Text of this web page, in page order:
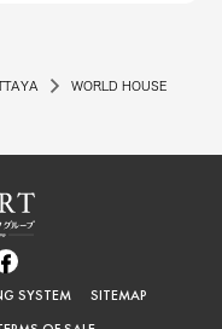
WORLD HOUSE
SYSTEM
SITEMAP